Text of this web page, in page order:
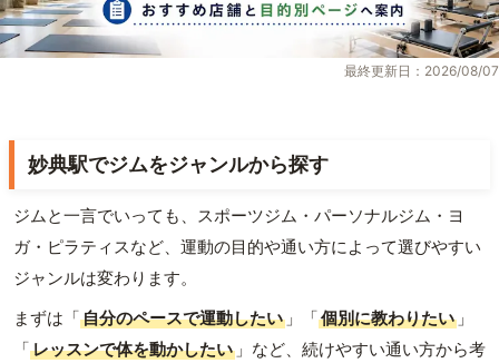
最終更新日：2026/08/07
妙典駅でジムをジャンルから探す
ジムと一言でいっても、スポーツジム・パーソナルジム・ヨ
ガ・ピラティスなど、運動の目的や通い方によって選びやすい
ジャンルは変わります。
まずは「自分のペースで運動したい 」「個別に教わりたい 」
「レッスンで体を動かしたい 」など、続けやすい通い方から考